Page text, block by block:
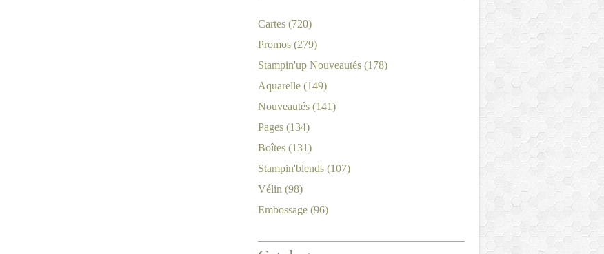
Cartes (720)
Promos (279)
Stampin'up Nouveautés (178)
Aquarelle (149)
Nouveautés (141)
Pages (134)
Boîtes (131)
Stampin'blends (107)
Vélin (98)
Embossage (96)